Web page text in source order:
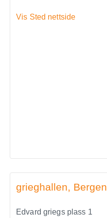
Vis Sted nettside
grieghallen, Bergen
Edvard griegs plass 1